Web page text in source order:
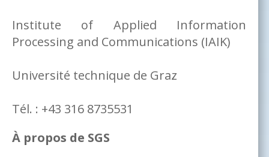
Institute of Applied Information
Processing and Communications (IAIK)
Université technique de Graz
Tél. : +43 316 8735531
À propos de SGS